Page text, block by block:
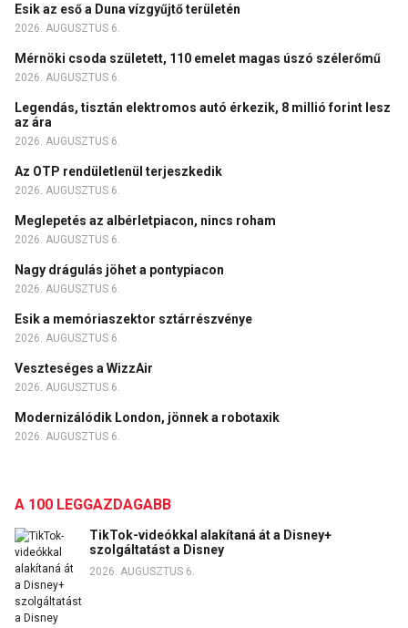
Esik az eső a Duna vízgyűjtő területén
2026. AUGUSZTUS 6.
Mérnöki csoda született, 110 emelet magas úszó szélerőmű
2026. AUGUSZTUS 6.
Legendás, tisztán elektromos autó érkezik, 8 millió forint lesz
az ára
2026. AUGUSZTUS 6.
Az OTP rendületlenül terjeszkedik
2026. AUGUSZTUS 6.
Meglepetés az albérletpiacon, nincs roham
2026. AUGUSZTUS 6.
Nagy drágulás jöhet a pontypiacon
2026. AUGUSZTUS 6.
Esik a memóriaszektor sztárrészvénye
2026. AUGUSZTUS 6.
Veszteséges a WizzAir
2026. AUGUSZTUS 6.
Modernizálódik London, jönnek a robotaxik
2026. AUGUSZTUS 6.
A 100 LEGGAZDAGABB
TikTok-videókkal alakítaná át a Disney+
szolgáltatást a Disney
2026. AUGUSZTUS 6.